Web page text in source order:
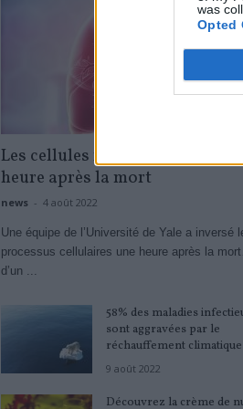
was
Opted
Les cellules reviennent à la vie
heure après la mort
news - 4 août 2022
Une équipe de l’Université de Yale a inversé
processus cellulaires une heure après la
d’un ...
58% des maladies
sont aggravées par le
réchauffement climatique
9 août 2022
Découvrez la crème de